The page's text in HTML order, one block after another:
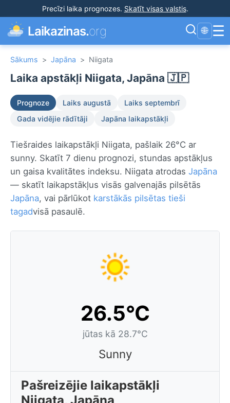
Precīzi laika prognozes. Skatīt visas valstis.
Laikazinas.org 🌐 ☰
Sākums > Japāna > Niigata
Laika apstākļi Niigata, Japāna 🇯🇵
Prognoze Laiks augustā
Laiks septembrī
Gada vidējie rādītāji
Japāna laikapstākļi
Tiešraides laikapstākļi Niigata, pašlaik 26°C ar
sunny. Skatīt 7 dienu prognozi, stundas apstākļus
un gaisa kvalitātes indeksu. Niigata atrodas Japāna
— skatīt laikapstākļus visās galvenajās pilsētās
Japāna, vai pārlūkot karstākās pilsētas tieši
tagadvisā pasaulē.
26.5°C
jūtas kā 28.7°C
Sunny
Pašreizējie laikapstākļi